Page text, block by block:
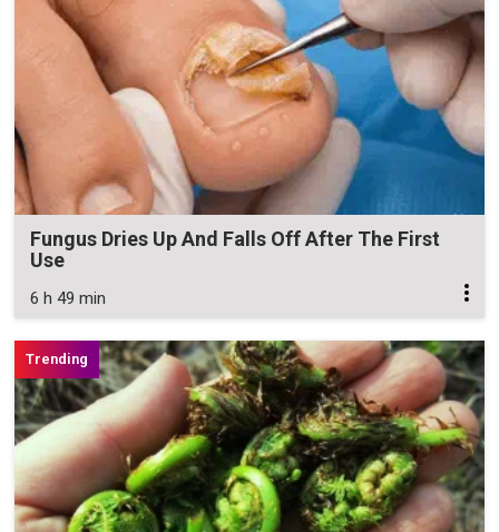
Fungus Dries Up And Falls Off After The First
Use
6 h 49 min